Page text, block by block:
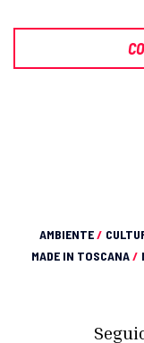
AMBIENTE/
MADE IN TOSCANA/